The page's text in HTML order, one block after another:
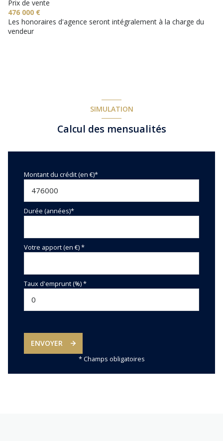
4 parking(s)
Prix de vente
476 000 €
Les honoraires d'agence seront intégralement à la charge du
vendeur
SIMULATION
Calcul des mensualités
Montant du crédit (en €)*
Durée (années)*
Votre apport (en €) *
Taux d'emprunt (%) *
ENVOYER
* Champs obligatoires